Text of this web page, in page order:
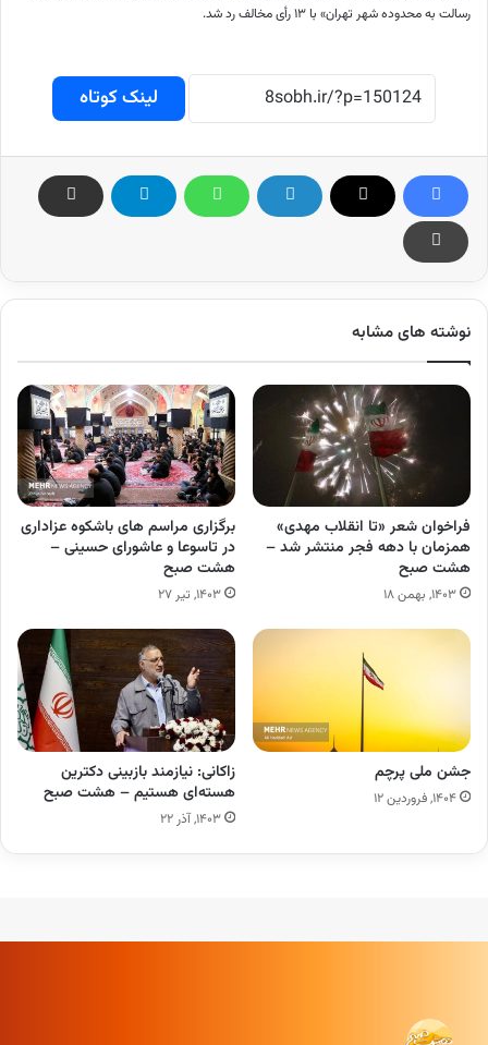
رسالت به محدوده شهر تهران» با ۱۳ رأی مخالف رد شد.
لینک کوتاه
نوشته های مشابه
فراخوان شعر «تا انقلاب مهدی»
همزمان با دهه فجر منتشر شد –
هشت صبح
۱۴۰۳, بهمن ۱۸
برگزاری مراسم های باشکوه عزاداری
در تاسوعا و عاشورای حسینی –
هشت صبح
۱۴۰۳, تیر ۲۷
جشن ملی پرچم
۱۴۰۴, فروردین ۱۲
زاکانی: نیازمند بازبینی دکترین
هسته‌ای هستیم – هشت صبح
۱۴۰۳, آذر ۲۲